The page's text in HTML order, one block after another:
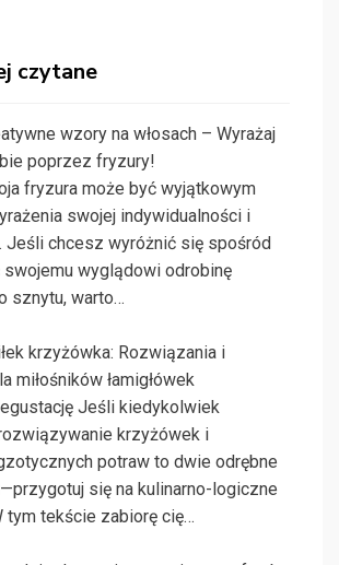
czytane
wzory na włosach – Wyrażaj
poprzez fryzury!
fryzura może być wyjątkowym
swojej indywidualności i
Jeśli chcesz wyróżnić się spośród
swojemu wyglądowi odrobinę
sznytu, warto…
krzyżówka: Rozwiązania i
miłośników łamigłówek
Jeśli kiedykolwiek
krzyżówek i
potraw to dwie odrębne
się na kulinarno-logiczne
tym tekście zabiorę cię…